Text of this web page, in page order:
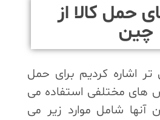
حمل کالا از
چین
اشاره کردیم برای حمل
های مختلفی استفاده می
آنها شامل موارد زیر می